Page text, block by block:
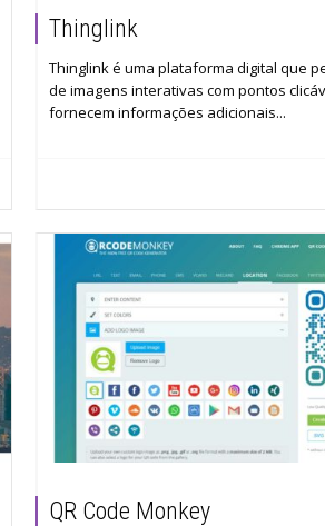
Thinglink
Thinglink é uma plataforma digital que
de imagens interativas com pontos
fornecem informações adicionais...
QR Code Monkey